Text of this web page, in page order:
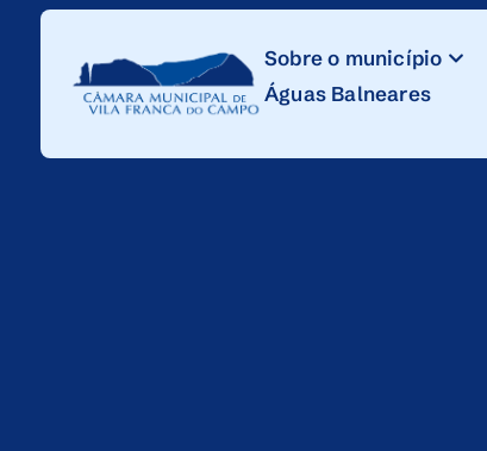
Skip
Content
Sobre o município
Águas Balneares